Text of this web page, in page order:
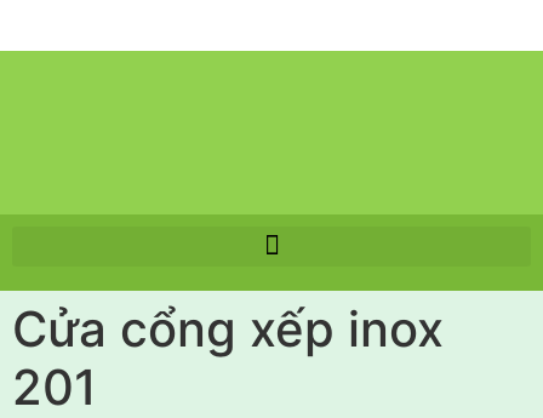
Cửa cổng xếp inox
201